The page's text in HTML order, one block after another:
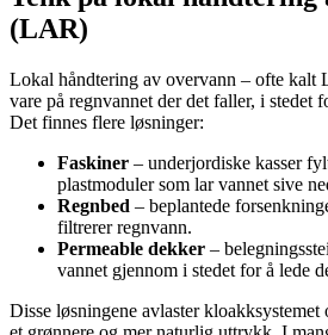
(LAR)
Lokal håndtering av overvann – ofte kalt
vare på regnvannet der det faller, i stedet
Det finnes flere løsninger:
Faskiner – underjordiske kasser
plastmoduler som lar vannet sive
Regnbed – beplantede
filtrerer regnvann.
Permeable dekker –
vannet gjennom i stedet for å lede
Disse løsningene avlaster kloakksystemet